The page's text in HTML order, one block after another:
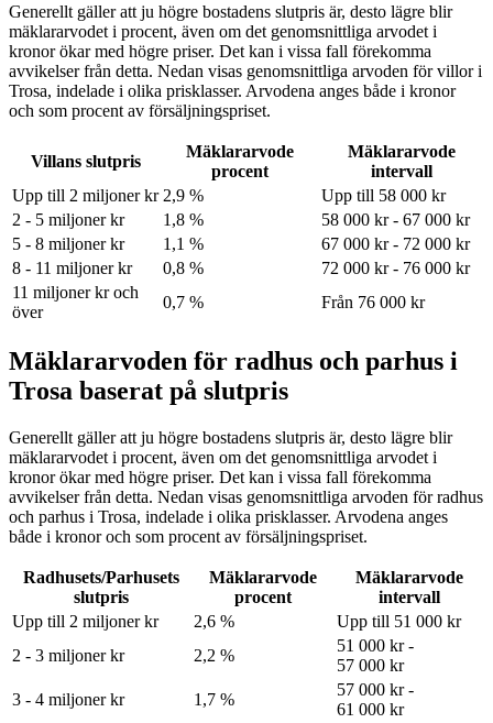
Generellt gäller att ju högre bostadens slutpris är, desto lägre blir
mäklararvodet i procent, även om det genomsnittliga arvodet i
kronor ökar med högre priser. Det kan i vissa fall förekomma
avvikelser från detta. Nedan visas genomsnittliga arvoden förvillori
Trosa, indelade i olika prisklasser. Arvodena anges både i kronor
och som procent av försäljningspriset.
Villans slutpris
Mäklararvode
procent
Mäklararvode
intervall
Upp till 2 miljoner kr 2,9 %
Upp till 58 000 kr
2 - 5 miljoner kr
1,8 %
58 000 kr - 67 000 kr
5 - 8 miljoner kr
1,1 %
67 000 kr - 72 000 kr
8 - 11 miljoner kr
0,8 %
72 000 kr - 76 000 kr
11 miljoner kr och
över
0,7 % Från 76 000 kr
Mäklararvoden för radhus och parhus i
Trosa baserat på slutpris
Generellt gäller att ju högre bostadens slutpris är, desto lägre blir
mäklararvodet i procent, även om det genomsnittliga arvodet i
kronor ökar med högre priser. Det kan i vissa fall förekomma
avvikelser från detta. Nedan visas genomsnittliga arvoden förradhus
och parhus i Trosa, indelade i olika prisklasser. Arvodena anges
både i kronor och som procent av försäljningspriset.
Radhusets/Parhusets
slutpris
Mäklararvode
procent
Mäklararvode
intervall
Upp till 2 miljoner kr
2,6 %
Upp till 51 000 kr
2 - 3 miljoner kr
2,2 %
51 000 kr -
57 000 kr
3 - 4 miljoner kr
1,7 %
57 000 kr -
61 000 kr